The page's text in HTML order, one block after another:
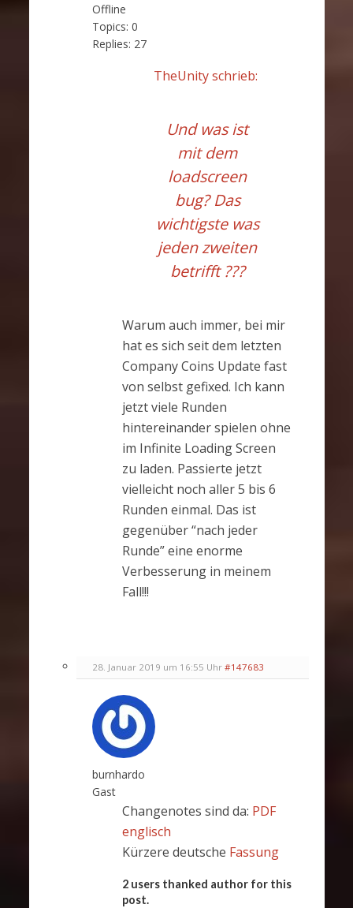
Offline
Topics: 0
Replies: 27
TheUnity schrieb:
Und was ist
mit dem
loadscreen
bug? Das
wichtigste was
jeden zweiten
betrifft ???
Warum auch immer, bei mir
hat es sich seit dem letzten
Company Coins Update fast
von selbst gefixed. Ich kann
jetzt viele Runden
hintereinander spielen ohne
im Infinite Loading Screen
zu laden. Passierte jetzt
vielleicht noch aller 5 bis 6
Runden einmal. Das ist
gegenüber “nach jeder
Runde” eine enorme
Verbesserung in meinem
Fall!!!
28. Januar 2019 um 16:55 Uhr #147683
burnhardo
Gast
Changenotes sind da: PDF
englisch
Kürzere deutsche Fassung
2 users thanked author for this
post.